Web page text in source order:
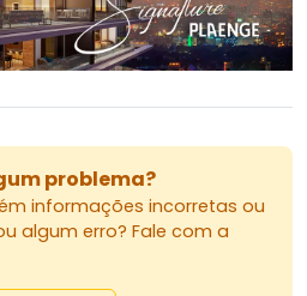
problema?
informações incorretas ou
algum erro? Fale com a